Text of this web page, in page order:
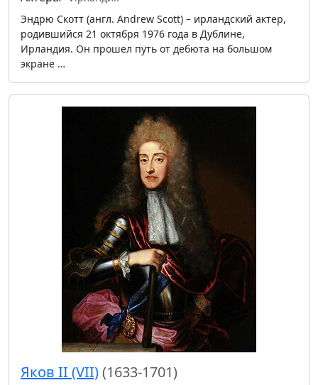
Эндрю Скотт (англ. Andrew Scott) – ирландский актер,
родившийся 21 октября 1976 года в Дублине,
Ирландия. Он прошел путь от дебюта на большом
экране …
Яков II (VII)(1633-1701)